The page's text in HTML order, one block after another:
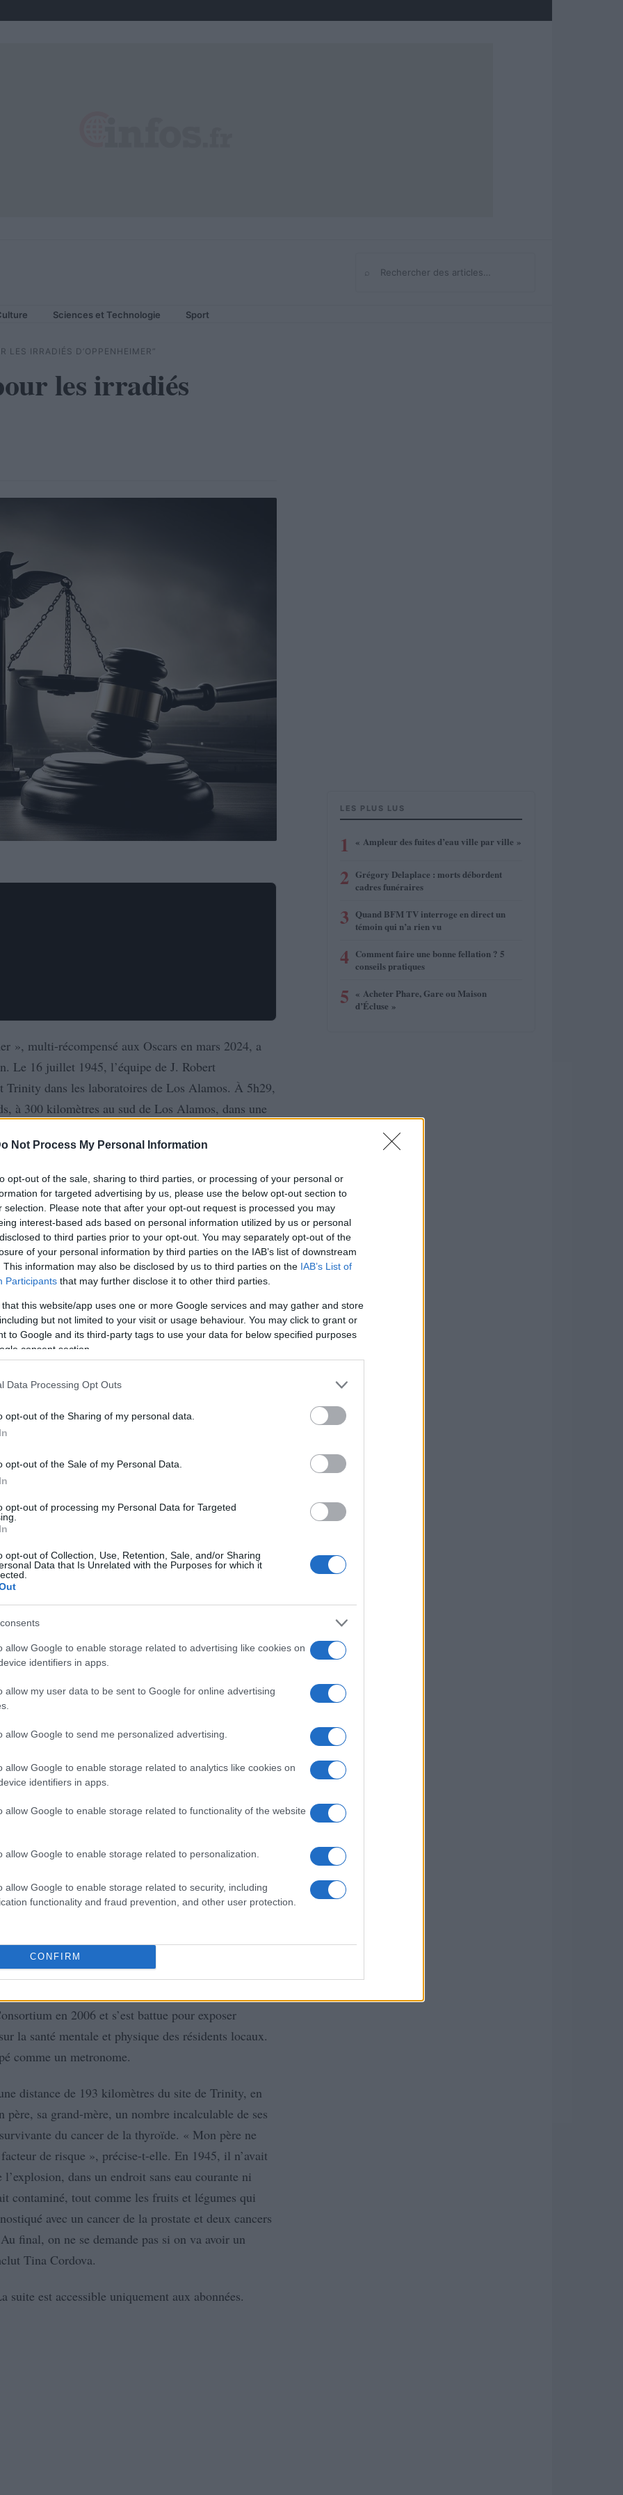
Not Process My Personal Information
opt-out of the sale, sharing to third parties, or processing of your personal or
for targeted advertising by us, please use the below opt-out section to
selection. Please note that after your opt-out request is processed you may
interest-based ads based on personal information utilized by us or personal
to third parties prior to your opt-out. You may separately opt-out of the
of your personal information by third parties on the IAB’s list of downstream
This information may also be disclosed by us to third parties on the IAB’s List of
Participants that may further disclose it to other third parties.
that this website/app uses one or more Google services and may gather and store
but not limited to your visit or usage behaviour. You may click to grant or
to Google and its third-party tags to use your data for below specified purposes
consent section.
Data Processing Opt Outs
opt-out of the Sharing of my personal data.
opt-out of the Sale of my Personal Data.
opt-out of processing my Personal Data for Targeted
opt-out of Collection, Use, Retention, Sale, and/or Sharing
Data that Is Unrelated with the Purposes for which it
allow Google to enable storage related to advertising like cookies on
identifiers in apps.
allow my user data to be sent to Google for online advertising
allow Google to send me personalized advertising.
allow Google to enable storage related to analytics like cookies on
identifiers in apps.
allow Google to enable storage related to functionality of the website
allow Google to enable storage related to personalization.
allow Google to enable storage related to security, including
functionality and fraud prevention, and other user protection.
CONFIRM
Rechercher
Sciences et Technologie Sport
LES IRRADIÉS D’OPPENHEIMER”
les irradiés
», multi-récompensé aux Oscars en mars 2024, a
Le 16 juillet 1945, l’équipe de J. Robert
Trinity dans les laboratoires de Los Alamos. À 5h29,
à 300 kilomètres au sud de Los Alamos, dans une
comme isolée et inhabitée.
et les particules radioactives ont eu des effets sur
et amérindiens. Près de 79 ans après, ces
toujours pas été reconnues comme victimes et
cette situation pourrait être sur le point de
indemnisation pour les personnes exposées aux
à l’exploitation minière de l’uranium, pourrait être
première fois, elle pourrait inclure les
de l’Idaho, du Montana, du Colorado, de
de l’Utah et de l’Arizona. Ces régions avaient
de la loi.
avec une grande anticipation. Elle a fondé
en 2006 et s’est battue pour exposer
la santé mentale et physique des résidents locaux.
comme un metronome.
distance de 193 kilomètres du site de Trinity, en
sa grand-mère, un nombre incalculable de ses
du cancer de la thyroïde. « Mon père ne
de risque », précise-t-elle. En 1945, il n’avait
dans un endroit sans eau courante ni
contaminé, tout comme les fruits et légumes qui
avec un cancer de la prostate et deux cancers
final, on ne se demande pas si on va avoir un
Tina Cordova.
est accessible uniquement aux abonnées.
LES PLUS LUS
1 « Ampleur des fuites d’eau ville par ville »
2 Grégory Delaplace : morts débordent
cadres funéraires
3 Quand BFM TV interroge en direct un
témoin qui n’a rien vu
4 Comment faire une bonne fellation ? 5
conseils pratiques
5 « Acheter Phare, Gare ou Maison
d’Écluse »